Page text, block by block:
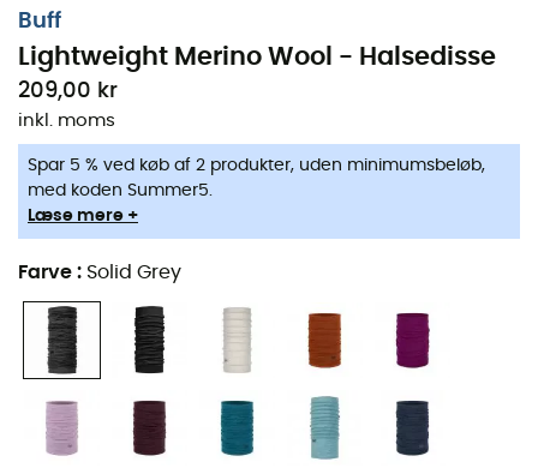
Buff
Lightweight Merino Wool - Halsedisse
209,00 kr
inkl. moms
Spar 5 % ved køb af 2 produkter, uden minimumsbeløb,
med koden Summer5.
Læse mere +
Farve : Solid Grey
Til en efterårsvandring i køligt vejr eller til en overnatning
i højderne, vil
Halsedisse Lightweight Merino Wool